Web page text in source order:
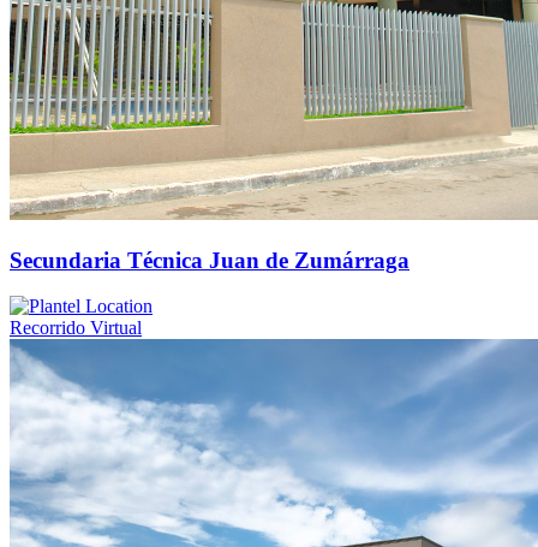
Secundaria Técnica Juan de Zumárraga
Recorrido Virtual